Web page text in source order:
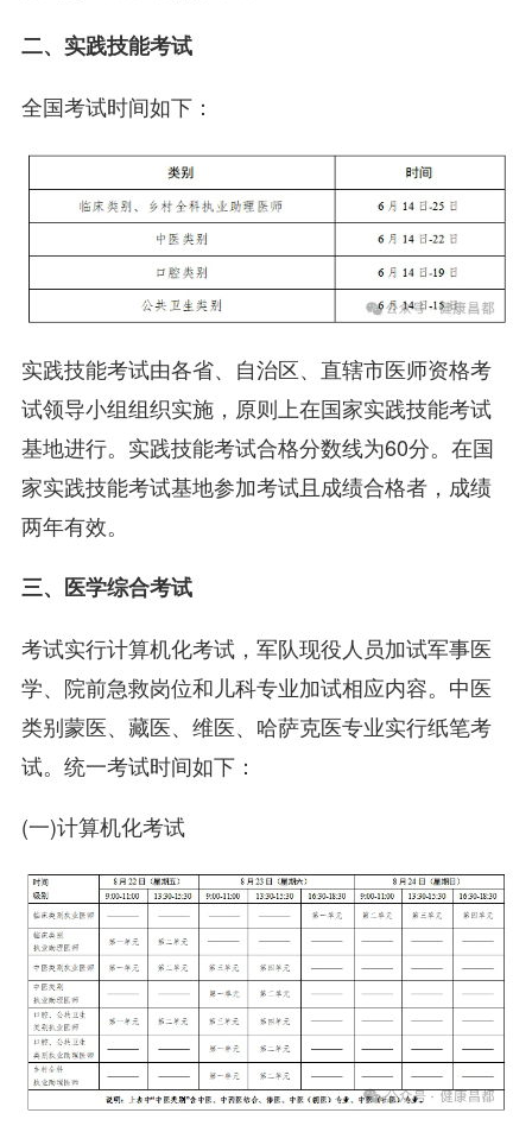
二、实践技能考试
全国考试时间如下：
实践技能考试由各省、自治区、直辖市医师资格考
试领导小组组织实施，原则上在国家实践技能考试
基地进行。实践技能考试合格分数线为60分。在国
家实践技能考试基地参加考试且成绩合格者，成绩
两年有效。
三、医学综合考试
考试实行计算机化考试，军队现役人员加试军事医
学、院前急救岗位和儿科专业加试相应内容。中医
类别蒙医、藏医、维医、哈萨克医专业实行纸笔考
试。统一考试时间如下：
(一)计算机化考试